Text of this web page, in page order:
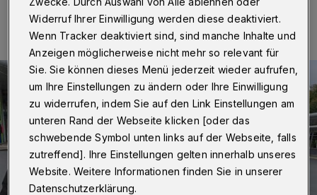
Widerruf Ihrer Einwilligung werden diese deaktiviert.
Wenn Tracker deaktiviert sind, sind manche Inhalte und
Anzeigen möglicherweise nicht mehr so relevant für
Sie. Sie können dieses Menü jederzeit wieder aufrufen,
um Ihre Einstellungen zu ändern oder Ihre Einwilligung
zu widerrufen, indem Sie auf den Link Einstellungen am
unteren Rand der Webseite klicken [oder das
schwebende Symbol unten links auf der Webseite, falls
zutreffend]. Ihre Einstellungen gelten innerhalb unseres
Website. Weitere Informationen finden Sie in unserer
Datenschutzerklärung.